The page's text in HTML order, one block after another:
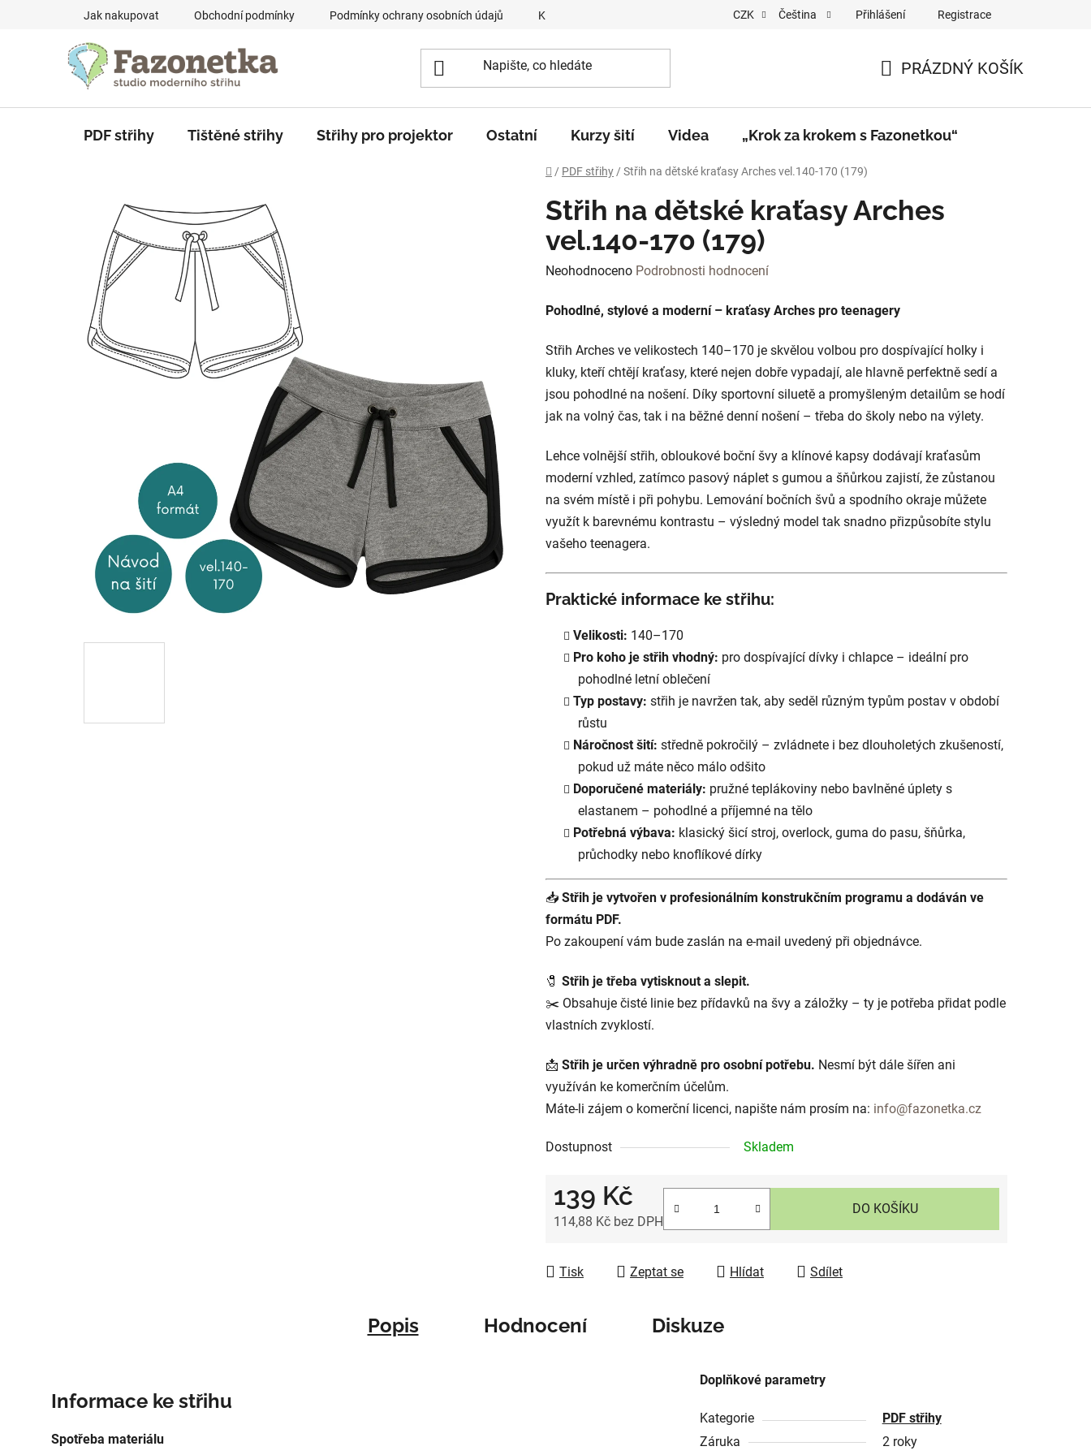
Jak nakupovat Obchodní podmínky Podmínky ochrany osobních údajů Kontakty „Krok za krokem s Fazonetkou“ Videa
CZK Čeština Přihlášení Registrace
KOŠÍK
PRÁZDNÝ KOŠÍK
PDF střihy Tištěné střihy Střihy pro projektor Ostatní Kurzy šití Videa „Krok za krokem s Fazonetkou“
Domů
/ PDF střihy / Střih na dětské kraťasy Arches vel.140-170 (179)
Střih na dětské kraťasy Arches
vel.140-170 (179)
Průměrné
produktu
0,0
z
5
hvězdiček.
Neohodnoceno Podrobnosti hodnocení
Pohodlné, stylové a moderní – kraťasy Arches pro teenagery
Střih Arches ve velikostech 140–170 je skvělou volbou pro dospívající holky i
kluky, kteří chtějí kraťasy, které nejen dobře vypadají, ale hlavně perfektně sedí a
jsou pohodlné na nošení. Díky sportovní siluetě a promyšleným detailům se hodí
jak na volný čas, tak i na běžné denní nošení – třeba do školy nebo na výlety.
Lehce volnější střih, obloukové boční švy a klínové kapsy dodávají kraťasům
moderní vzhled, zatímco pasový náplet s gumou a šňůrkou zajistí, že zůstanou
na svém místě i při pohybu. Lemování bočních švů a spodního okraje můžete
využít k barevnému kontrastu – výsledný model tak snadno přizpůsobíte stylu
vašeho teenagera.
Praktické informace ke střihu:
Velikosti: 140–170
Pro koho je střih vhodný: pro dospívající dívky i chlapce – ideální pro
pohodlné letní oblečení
Typ postavy: střih je navržen tak, aby seděl různým typům postav v období
růstu
Náročnost šití: středně pokročilý – zvládnete i bez dlouholetých zkušeností,
pokud už máte něco málo odšito
Doporučené materiály: pružné teplákoviny nebo bavlněné úplety s
elastanem – pohodlné a příjemné na tělo
Potřebná výbava: klasický šicí stroj, overlock, guma do pasu, šňůrka,
průchodky nebo knoflíkové dírky
📥 Střih je vytvořen v profesionálním konstrukčním programu a dodáván ve
formátu PDF.
Po zakoupení vám bude zaslán na e-mail uvedený při objednávce.
🧷 Střih je třeba vytisknout a slepit.
✂️ Obsahuje čisté linie bez přídavků na švy a záložky – ty je potřeba přidat podle
vlastních zvyklostí.
📩 Střih je určen výhradně pro osobní potřebu. Nesmí být dále šířen ani
využíván ke komerčním účelům.
Máte-li zájem o komerční licenci, napište nám prosím na: info@fazonetka.cz
Dostupnost Skladem
139 Kč
114,88 Kč bez DPH
DO KOŠÍKU
Tisk Zeptat se Hlídat Sdílet
Popis Hodnocení Diskuze
Informace ke střihu
Spotřeba materiálu
Doplňkové parametry
Kategorie
PDF střihy
Záruka
2 roky